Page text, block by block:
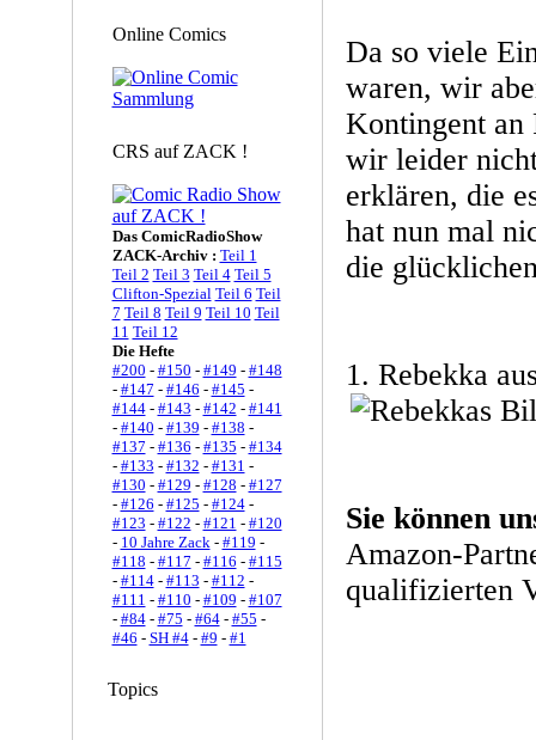
Online Comics
CRS auf ZACK !
Das ComicRadioShow
ZACK-Archiv : Teil 1
Teil 2 Teil 3 Teil 4 Teil 5
Clifton-Spezial Teil 6 Teil
7 Teil 8 Teil 9 Teil 10 Teil
11 Teil 12
Die Hefte
#200 - #150 - #149 - #148
- #147 - #146 - #145 -
#144- #143 - #142 - #141
- #140 - #139 - #138 -
#137 - #136 - #135 - #134
- #133 - #132 - #131 -
#130 - #129 - #128 - #127
- #126 - #125 - #124-
#123 - #122 - #121 - #120
- 10 Jahre Zack- #119 -
#118 - #117 - #116 - #115
- #114- #113 - #112 -
#111 - #110 - #109 - #107
- #84- #75 - #64- #55 -
#46 - SH #4- #9 - #1
Topics
Da so viele
waren, wir
Kontingent an
wir leider
erklären, die
hat nun mal
die
1. Rebekka
Sie können
Amazon-
qualifizierten